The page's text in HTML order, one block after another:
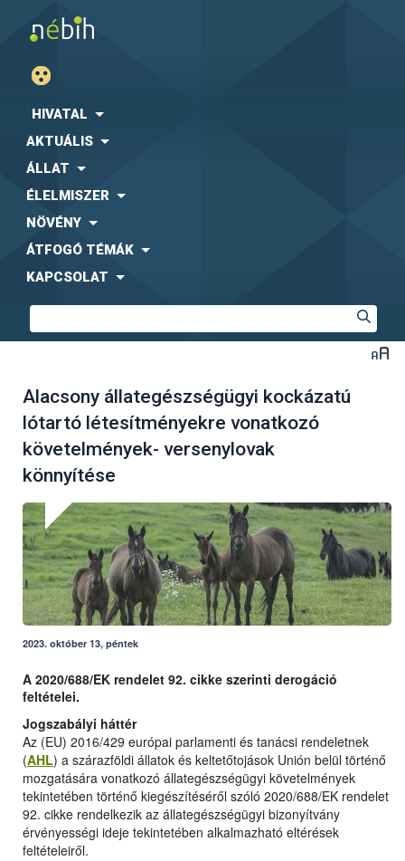
HIVATAL
AKTUÁLIS
ÁLLAT
ÉLELMISZER
NÖVÉNY
ÁTFOGÓ TÉMÁK
KAPCSOLAT
Alacsony állategészségügyi kockázatú
lótartó létesítményekre vonatkozó
követelmények- versenylovak
könnyítése
2023. október 13, péntek
A 2020/688/EK rendelet 92. cikke szerinti derogáció
feltételei.
Jogszabályi háttér
Az (EU) 2016/429 európai parlamenti és tanácsi rendeletnek
(AHL) a szárazföldi állatok és keltetőtojások Unión belül történő
mozgatására vonatkozó állategészségügyi követelmények
tekintetében történő kiegészítéséről szóló 2020/688/EK rendelet
92. cikke rendelkezik az állategészségügyi bizonyítvány
érvényességi ideje tekintetében alkalmazható eltérések
feltételeiről.